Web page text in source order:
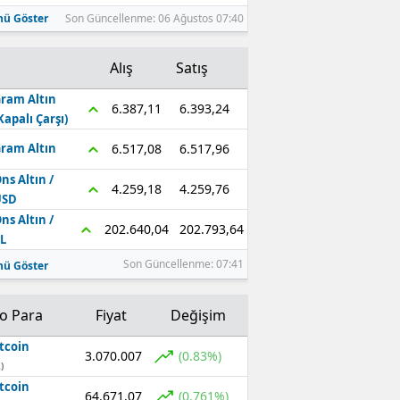
Göster Son Güncellenme: 06 Ağustos 07:40
Alış Satış
Altın
Çarşı)
6.387,11 6.393,24
Altın 6.517,08 6.517,96
Altın /
4.259,18 4.259,76
Altın /
202.640,04 202.793,64
Göster Son Güncellenme: 07:41
Para Fiyat Değişim
3.070.007 (0.83%)
64.671,07 (0.761%)